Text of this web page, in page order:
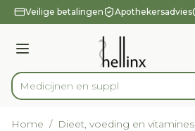
Ga naar de inhoud
1 van 1
Veilige betalingen Apothekersadvies
Menu
Product, merk, categorie...
Medici
Home / Dieet, voeding en vitamines